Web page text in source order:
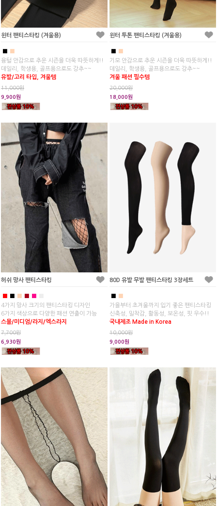
윈터 팬티스타킹 (겨울용)
■ ■
융털 안감으로 추운 시즌을 더욱 따뜻하게!!
데일리, 학생용, 골프용으로도 강추~~
유발/고리 타입, 겨울템
11,000원
9,900원
윈터 투톤 팬티스타킹 (겨울용)
■ ■
기모 안감으로 추운 시즌을 더욱 따뜻하게!!
데일리, 학생용, 골프용으로도 강추~~
겨울 패션 필수템
20,000원
18,000원
허쉬 망사 팬티스타킹
■ ■ ■ ■
4가지 망사 크기의 팬티스타킹 디자인
6가지 색상으로 다양한 패션 연출이 가능
스몰/미디엄/라지/엑스라지
7,700원
6,930원
80D 유발 무발 팬티스타킹 3장세트
■
가을부터 초겨울까지 입기 좋은 팬티스타킹
신축성, 밀착감, 활동성, 보온성, 핏 우수!!
국내제조 Made in Korea
10,000원
9,000원